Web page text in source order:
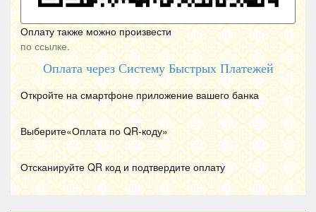
Оплату также можно произвести
по ссылке.
Оплата через Систему Быстрых Платежей
Откройте на смартфоне приложение вашего банка
Выберите«Оплата по QR-коду»
Отсканируйте QR код и подтвердите оплату